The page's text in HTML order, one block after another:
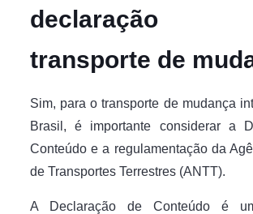
declaração
transporte de
Sim, para o transporte de mudança
Brasil, é importante considerar a
Conteúdo e a regulamentação da
de Transportes Terrestres (ANTT).
A Declaração de Conteúdo é